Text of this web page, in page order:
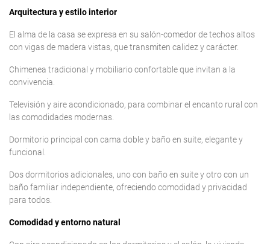
Arquitectura y estilo interior
El alma de la casa se expresa en su salón-comedor de techos altos
con vigas de madera vistas, que transmiten calidez y carácter.
Chimenea tradicional y mobiliario confortable que invitan a la
convivencia.
Televisión y aire acondicionado, para combinar el encanto rural con
las comodidades modernas.
Dormitorio principal con cama doble y baño en suite, elegante y
funcional.
Dos dormitorios adicionales, uno con baño en suite y otro con un
baño familiar independiente, ofreciendo comodidad y privacidad
para todos.
Comodidad y entorno natural